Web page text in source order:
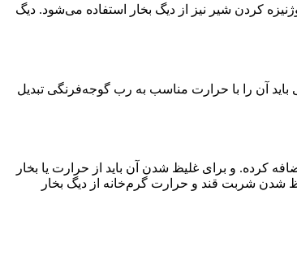
کردن شیر نیز از دیگ بخار استفاده می‌شود. دیگ
آن را با حرارت مناسب به رب گوجه‌فرنگی تبدیل
کرده. و برای غلیظ شدن آن باید از حرارت یا بخار
شدن شربت قند و حرارت گرم‌خانه از دیگ بخار